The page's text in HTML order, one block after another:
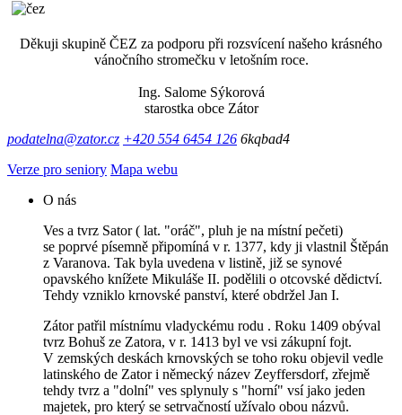
Děkuji skupině ČEZ za podporu při rozsvícení našeho krásného
vánočního stromečku v letošním roce.
Ing. Salome Sýkorová
starostka obce Zátor
podatelna@zator.cz +420 554 6454 126 6kqbad4
Verze pro seniory Mapa webu
O nás
Ves a tvrz Sator ( lat. "oráč", pluh je na místní pečeti)
se poprvé písemně připomíná v r. 1377, kdy ji vlastnil Štěpán
z Varanova. Tak byla uvedena v listině, již se synové
opavského knížete Mikuláše II. podělili o otcovské dědictví.
Tehdy vzniklo krnovské panství, které obdržel Jan I.
Zátor patřil místnímu vladyckému rodu . Roku 1409 obýval
tvrz Bohuš ze Zatora, v r. 1413 byl ve vsi zákupní fojt.
V zemských deskách krnovských se toho roku objevil vedle
latinského de Zator i německý název Zeyffersdorf, zřejmě
tehdy tvrz a "dolní" ves splynuly s "horní" vsí jako jeden
majetek, pro který se setrvačností užívalo obou názvů.